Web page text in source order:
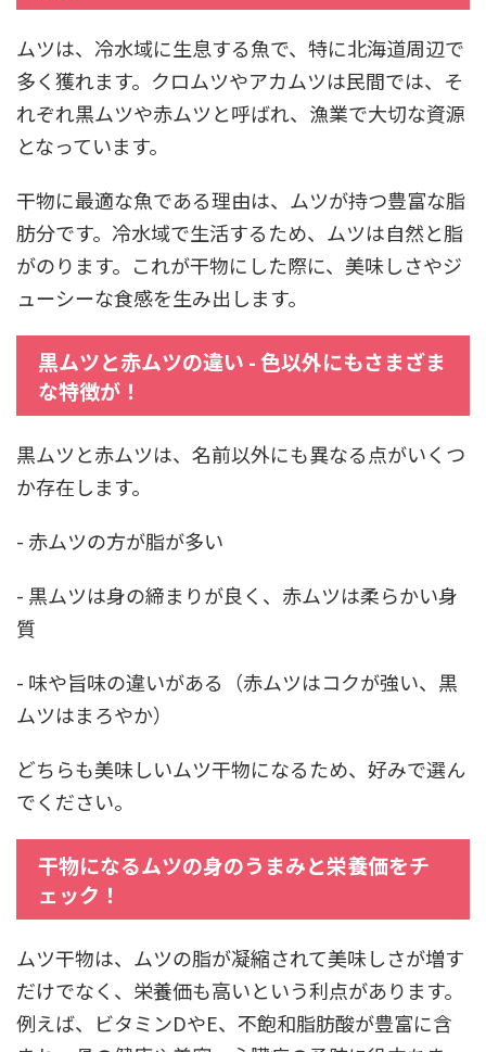
ムツは、冷水域に生息する魚で、特に北海道周辺で
多く獲れます。クロムツやアカムツは民間では、そ
れぞれ黒ムツや赤ムツと呼ばれ、漁業で大切な資源
となっています。
干物に最適な魚である理由は、ムツが持つ豊富な脂
肪分です。冷水域で生活するため、ムツは自然と脂
がのります。これが干物にした際に、美味しさやジ
ューシーな食感を生み出します。
黒ムツと赤ムツの違い - 色以外にもさまざま
な特徴が！
黒ムツと赤ムツは、名前以外にも異なる点がいくつ
か存在します。
- 赤ムツの方が脂が多い
- 黒ムツは身の締まりが良く、赤ムツは柔らかい身
質
- 味や旨味の違いがある（赤ムツはコクが強い、黒
ムツはまろやか）
どちらも美味しいムツ干物になるため、好みで選ん
でください。
干物になるムツの身のうまみと栄養価をチ
ェック！
ムツ干物は、ムツの脂が凝縮されて美味しさが増す
だけでなく、栄養価も高いという利点があります。
例えば、ビタミンDやE、不飽和脂肪酸が豊富に含